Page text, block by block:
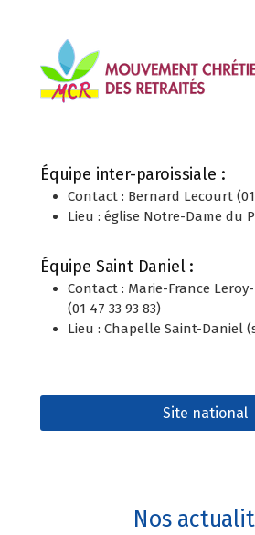
Équipe inter-paroissiale :
Contact : Bernard Lecourt (01
Lieu : église Notre-Dame du
Équipe Saint Daniel :
Contact : Marie-France
(01 47 33 93 83)
Lieu : Chapelle Saint-Daniel
Site national
Nos